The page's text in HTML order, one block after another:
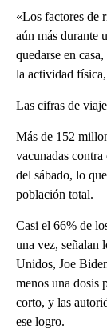
«Los factores de
aún más durante
quedarse en
la actividad
Las cifras de
Más de 152
vacunadas
del sábado, lo
población total.
Casi el 66% de
una vez, señalan
Unidos, Joe
menos una dosis
corto, y las
ese logro.